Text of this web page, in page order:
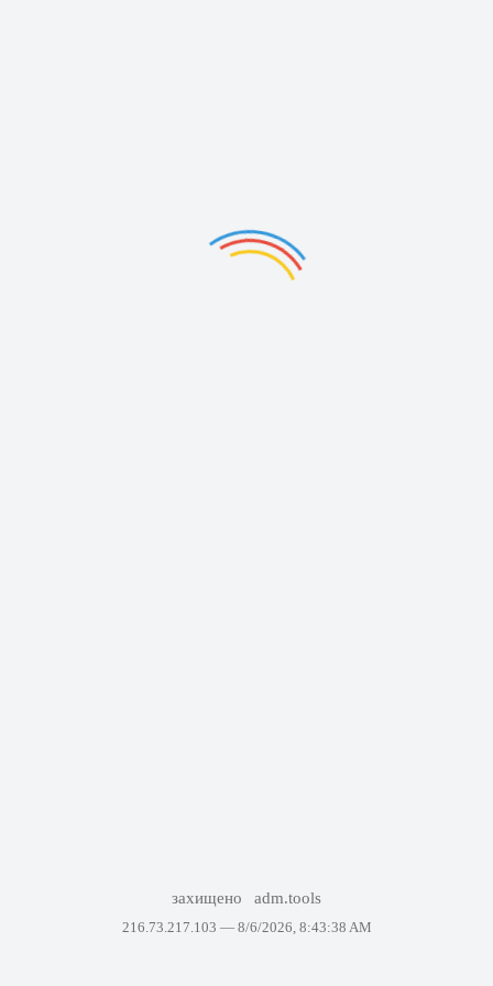
захищено adm.tools
216.73.217.103 — 8/6/2026, 8:43:38 AM